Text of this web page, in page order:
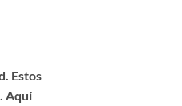
Estos
Aquí